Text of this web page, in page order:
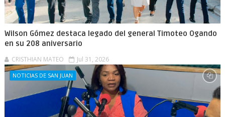
Wilson Gómez destaca legado del general Timoteo Ogando
en su 208 aniversario
CRISTHIAN MATEO Jul 31, 2026
NOTICIAS DE SAN JUAN